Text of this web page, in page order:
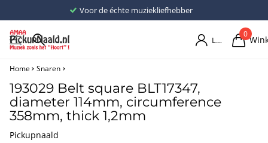
Voor de échte muziekliefhebber
Login
0
Home Snaren
193029 Belt square BLT17347,
diameter 114mm, circumference
358mm, thick 1,2mm
Pickupnaald